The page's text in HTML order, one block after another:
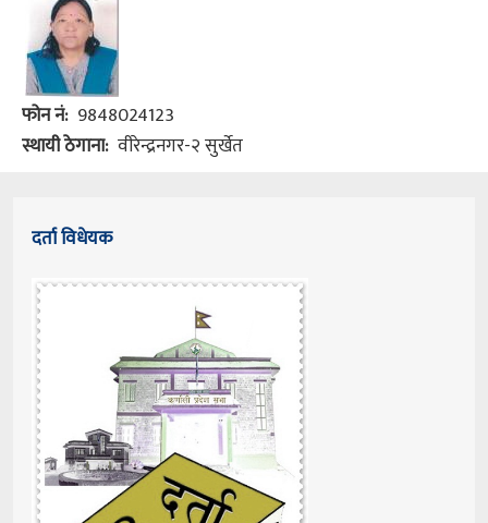
फोन नं 9848024123
स्थायी ठेगाना वीरेन्द्रनगर-२ सुर्खेत
दर्ता विधेयक